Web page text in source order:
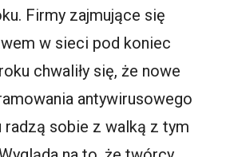
Firmy zajmujące się
w sieci pod koniec
chwaliły się, że nowe
antywirusowego
radzą sobie z walką z tym